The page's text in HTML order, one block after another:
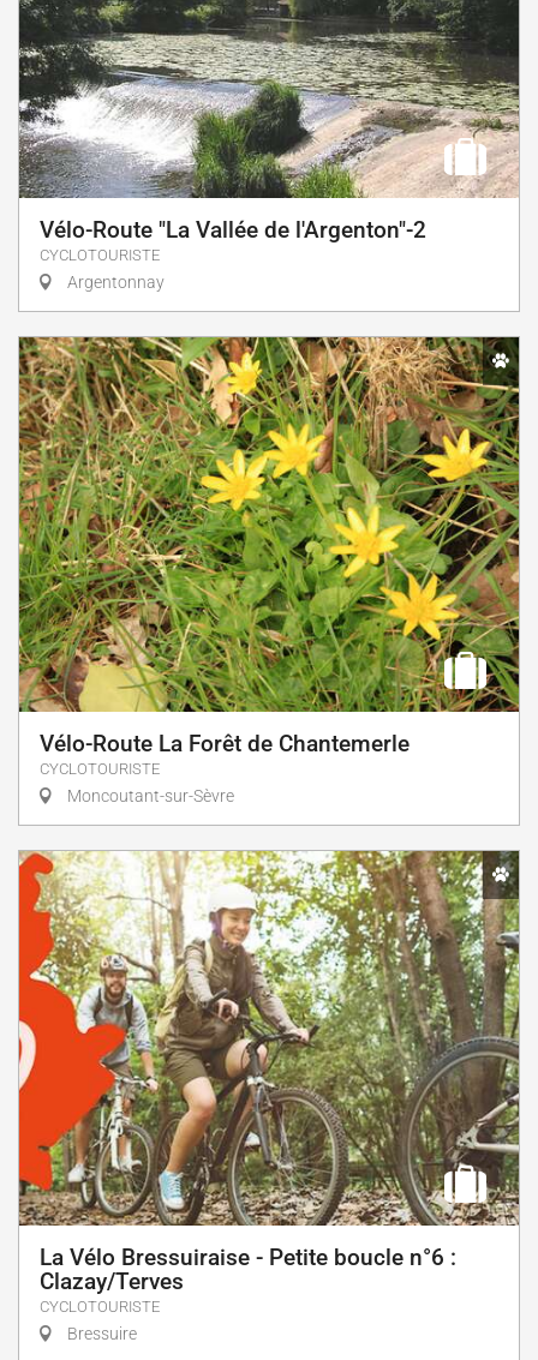
Vélo-Route "La Vallée de l'Argenton"-2
CYCLOTOURISTE
Argentonnay
Vélo-Route La Forêt de Chantemerle
CYCLOTOURISTE
Moncoutant-sur-Sèvre
La Vélo Bressuiraise - Petite boucle n°6 :
Clazay/Terves
CYCLOTOURISTE
Bressuire